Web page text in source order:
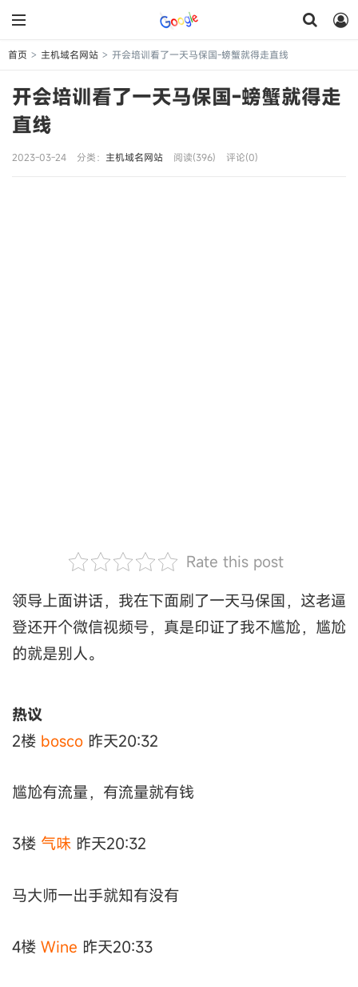
首页 > 主机域名网站 > 开会培训看了一天马保国-螃蟹就得走直线
开会培训看了一天马保国-螃蟹就得走
直线
2023-03-24 分类： 主机域名网站 阅读(396) 评论(0)
Rate this post
领导上面讲话，我在下面刷了一天马保国，这老逼
登还开个微信视频号，真是印证了我不尴尬，尴尬
的就是别人。
热议
2楼 bosco 昨天20:32
尴尬有流量，有流量就有钱
3楼 气味 昨天20:32
马大师一出手就知有没有
4楼 Wine 昨天20:33